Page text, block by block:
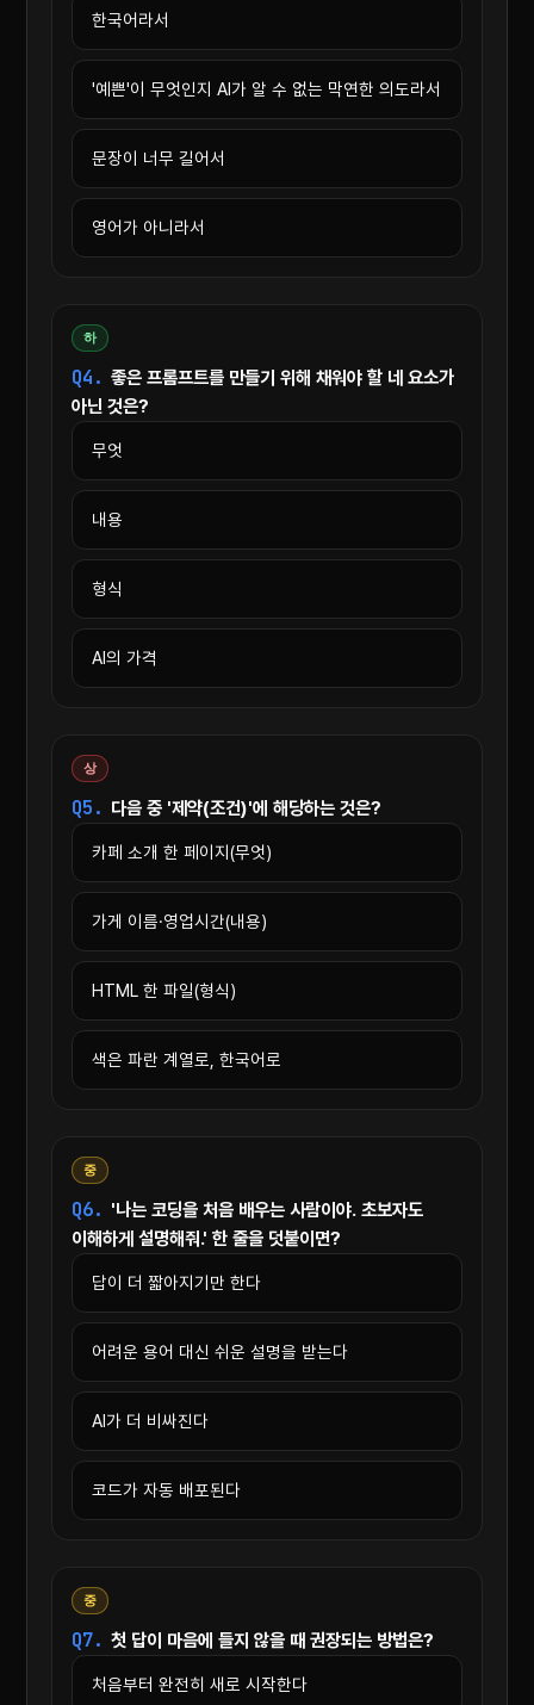
한국어라서
'예쁜'이 무엇인지 AI가 알 수 없는 막연한 의도라서
문장이 너무 길어서
영어가 아니라서
하
Q4. 좋은 프롬프트를 만들기 위해 채워야 할 네 요소가
아닌 것은?
무엇
내용
형식
AI의 가격
상
Q5. 다음 중 '제약(조건)'에 해당하는 것은?
카페 소개 한 페이지(무엇)
가게 이름·영업시간(내용)
HTML 한 파일(형식)
색은 파란 계열로, 한국어로
중
Q6. '나는 코딩을 처음 배우는 사람이야. 초보자도
이해하게 설명해줘.' 한 줄을 덧붙이면?
답이 더 짧아지기만 한다
어려운 용어 대신 쉬운 설명을 받는다
AI가 더 비싸진다
코드가 자동 배포된다
중
Q7. 첫 답이 마음에 들지 않을 때 권장되는 방법은?
처음부터 완전히 새로 시작한다